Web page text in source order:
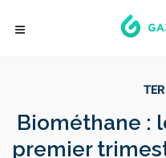
Biométhane :
premier